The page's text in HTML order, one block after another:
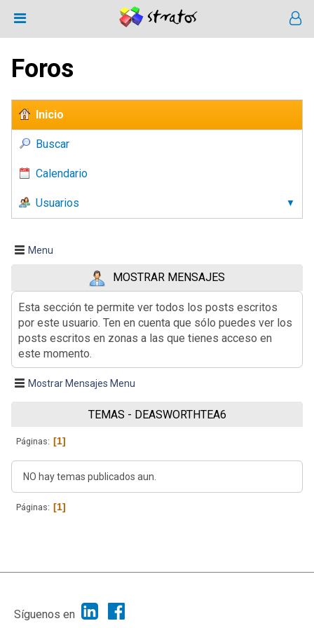
Foros
Inicio
Buscar
Calendario
Usuarios
Menu
MOSTRAR MENSAJES
Esta sección te permite ver todos los posts escritos
por este usuario. Ten en cuenta que sólo puedes ver los
posts escritos en zonas a las que tienes acceso en
este momento.
Mostrar Mensajes Menu
TEMAS - DEASWORTHTEA6
Páginas 1
NO hay temas publicados aun.
Páginas 1
|
Síguenos en